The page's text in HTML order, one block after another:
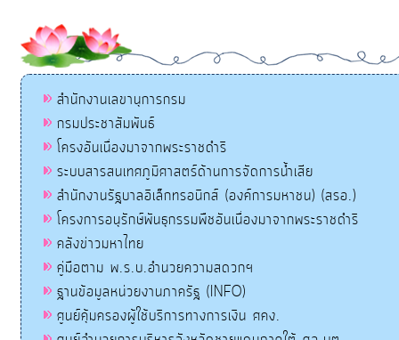
สำนักงานเลขานุการกรม
กรมประชาสัมพันธ์
โครงอันเนื่องมาจากพระราชดำริ
ระบบสารสนเทศภูมิศาสตร์ด้านการจัดการน้ำเสีย
สำนักงานรัฐบาลอิเล็กทรอนิกส์ (องค์การมหาชน) (สรอ.)
โครงการอนุรักษ์พันธุกรรมพืชอันเนื่องมาจากพระราชดำริ
คลังข่าวมหาไทย
คู่มือตาม พ.ร.บ.อำนวยความสดวกฯ
ฐานข้อมูลหน่วยงานภาครัฐ (INFO)
ศูนย์คุ้มครองผู้ใช้บริการทางการเงิน ศคง.